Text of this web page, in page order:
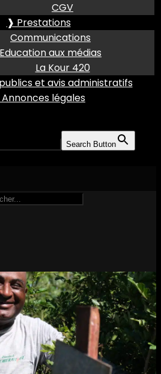
CGV
❱ Prestations
Communications
Education aux médias
La Kour 420
et avis administratifs
légales
Search Button